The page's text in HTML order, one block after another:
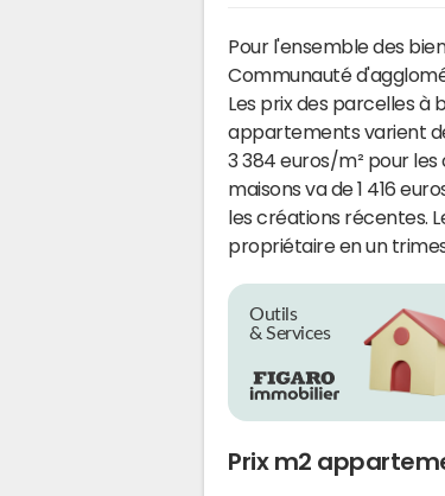
Pour l'ensemble des
Communauté
Les prix des parcelles à
appartements varient
3 384 euros/m² pour
maisons va de 1 416
les créations récentes.
propriétaire en un
Outils
& Services
Prix m2